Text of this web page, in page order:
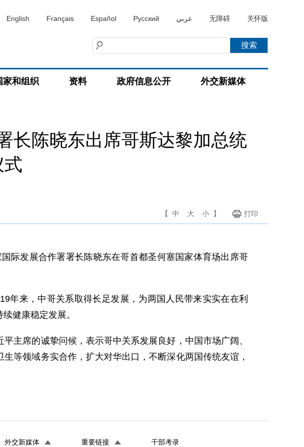
English Français Español Русский عربي 无障碍 关怀版
家和组织 资料 政府信息公开 外交新媒体
长陈晓东出席哥斯达黎加总统
式
【 中 大 小 】 打印
际发展合作署署长陈晓东在哥首都圣何塞国家体育场出席哥
年来，中哥关系取得长足发展，为两国人民带来实实在在利
健康稳定发展。
主席的诚挚问候，表示哥中关系发展良好，中国市场广阔、
等领域务实合作，扩大对华出口，不断深化两国传统友谊，
外交新媒体 重要链接 干部考录